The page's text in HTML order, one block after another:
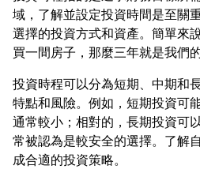
域，了解並設定投資時間是至關
選擇的投資方式和資產。簡單來
投資時程可以分為短期、中期和
特點和風險。例如，短期投資可
通常較小；相對的，長期投資可
常被認為是較安全的選擇。了解